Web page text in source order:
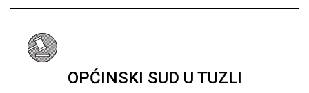
OPĆINSKI SUD U TUZLI